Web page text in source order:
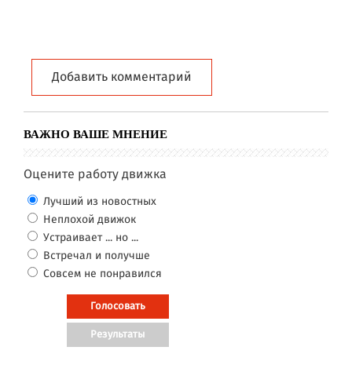
Добавить комментарий
ВАЖНО ВАШЕ МНЕНИЕ
Оцените работу движка
Лучший из новостных
Неплохой движок
Устраивает ... но ...
Встречал и получше
Совсем не понравился